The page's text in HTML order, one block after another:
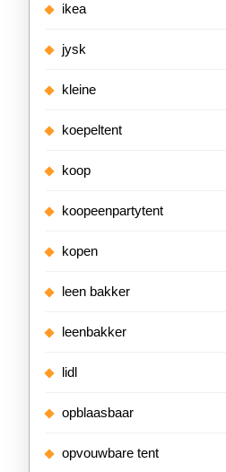
ikea
jysk
kleine
koepeltent
koop
koopeenpartytent
kopen
leen bakker
leenbakker
lidl
opblaasbaar
opvouwbare tent